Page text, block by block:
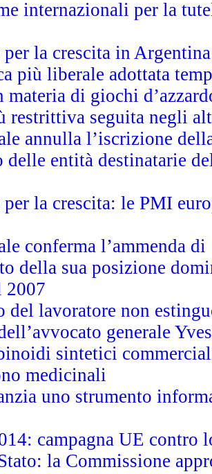
internazionali per la
per la crescita in
più liberale adottata
di giochi
restrittiva seguita negli
annulla l’iscrizione
delle entità destinatarie
per la crescita: le PMI
conferma l’ammenda
della sua posizione
2007
del lavoratore non
generale
sintetici
medicinali
uno strumento
campagna UE contro
la Commissione